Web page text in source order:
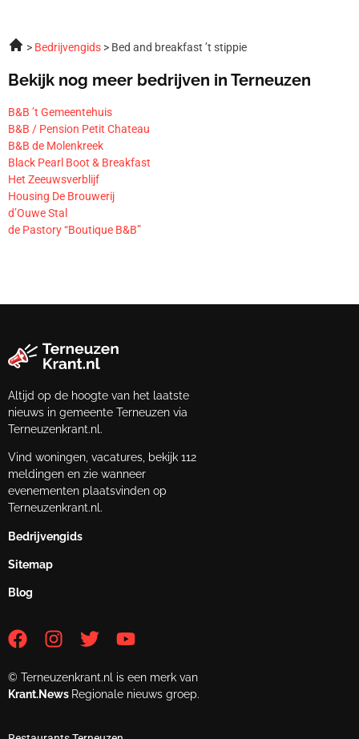
Bedrijvengids Bed and breakfast ’t stippie
Bekijk nog meer bedrijven in Terneuzen
B&B ’t Gemeentehuis
B&B / Pension Petit Chateau
B&B de Molenkreek
Black Pearl Boot & Breakfast
Het Zeeuwsverblijf
Housing De Brouwerij
d’Ouwe Stal
de Pastory “Boutique B&B”
Altijd op de hoogte van het laatste
nieuws in gemeente Terneuzen via
Terneuzenkrant.nl.
Vind woningen, vacatures, bekijk 112
meldingen en zie wanneer
evenementen plaatsvinden op
Terneuzenkrant.nl.
Bedrijvengids
Sitemap
Blog
© Terneuzenkrant.nl is een merk van
Krant.News Regionale nieuws groep.